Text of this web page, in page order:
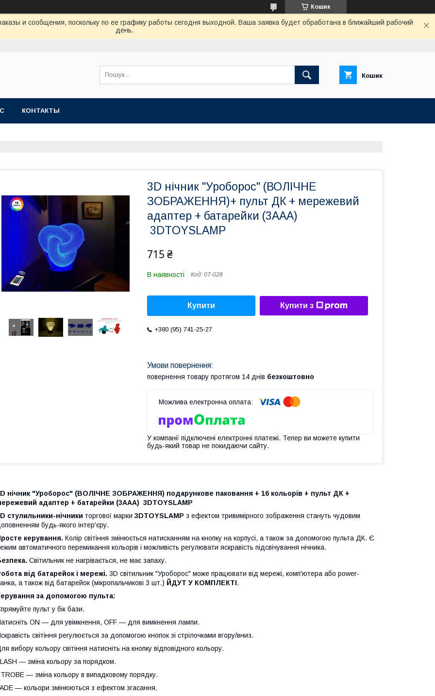
Кошик
и сообщения, поскольку по ее графику работы сегодня выходной. Ваша заявка будет обработана в ближайший рабочий
день.
Кошик
КОНТАКТЫ
3D нічник "Уроборос" (ВОЛІЧНЕ
ЗОБРАЖЕННЯ)+ пульт ДК + мережевий
адаптер + батарейки (3ААА)
3DTOYSLAMP
715 ₴
В наявності Код: 07-028
Купити Купити з
+380 (95) 741-25-27
повернення товару протягом 14 днів безкоштовно
У компанії підключені електронні платежі. Тепер ви можете купити
будь-який товар не покидаючи сайту.
нічник "Уроборос" (ВОЛІЧНЕ ЗОБРАЖЕННЯ) подарункове паковання + 16 кольорів + пульт ДК +
адаптер + батарейки (3ААА) 3DTOYSLAMP
стулильники-нічники торгової марки 3DTOYSLAMP з ефектом тривимірного зображення стануть чудовим
будь-якого інтер'єру.
керування. Колір світіння змінюється натисканням на кнопку на корпусі, а також за допомогою пульта ДК. Є
автоматичного перемикання кольорів і можливість регулювати яскравість підсвічування нічника.
Світильник не нагрівається, не має запаху.
від батарейок і мережі. 3D світильник "Уроборос" може працювати від мережі, комп'ютера або power-
а також від батарейок (мікропальчикові 3 шт.) ЙДУТ У КОМПЛЕКТІ.
за допомогою пульта:
пульт у бік бази.
ON — для увімкнення, OFF — для вимкнення лампи.
світіння регулюється за допомогою кнопок зі стрілочками вгору/вниз.
вибору кольору світіння натисніть на кнопку відповідного кольору.
— зміна кольору за порядком.
— зміна кольору в випадковому порядку.
— кольори змінюються з ефектом згасання.